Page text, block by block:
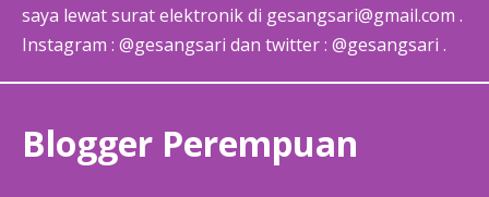
saya lewat surat elektronik di gesangsari@gmail.com .
Instagram : @gesangsari dan twitter : @gesangsari .
Blogger Perempuan